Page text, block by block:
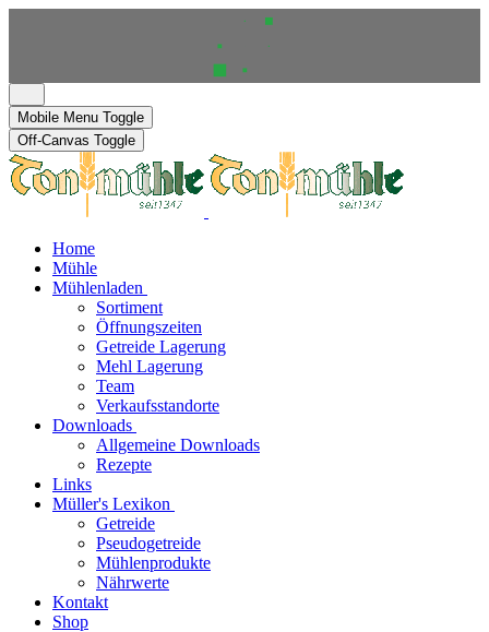
Mobile Menu Toggle
Off-Canvas Toggle
Home
Mühle
Mühlenladen
Sortiment
Öffnungszeiten
Getreide Lagerung
Mehl Lagerung
Team
Verkaufsstandorte
Downloads
Allgemeine Downloads
Rezepte
Links
Müller's Lexikon
Getreide
Pseudogetreide
Mühlenprodukte
Nährwerte
Kontakt
Shop